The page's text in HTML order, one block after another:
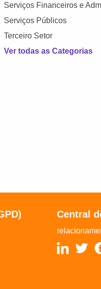
Serviços Financeiros e
Serviços Públicos
Terceiro Setor
Ver todas as Categorias
Central